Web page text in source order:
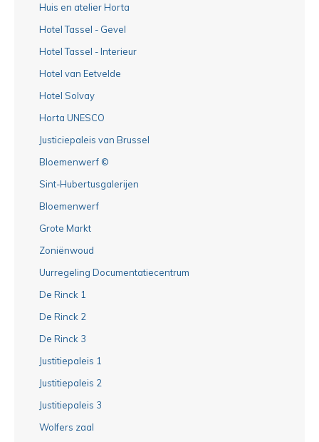
Huis en atelier Horta
Hotel Tassel - Gevel
Hotel Tassel - Interieur
Hotel van Eetvelde
Hotel Solvay
Horta UNESCO
Justiciepaleis van Brussel
Bloemenwerf ©
Sint-Hubertusgalerijen
Bloemenwerf
Grote Markt
Zoniënwoud
Uurregeling Documentatiecentrum
De Rinck 1
De Rinck 2
De Rinck 3
Justitiepaleis 1
Justitiepaleis 2
Justitiepaleis 3
Wolfers zaal